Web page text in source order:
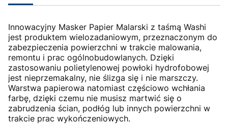
Innowacyjny Masker Papier Malarski z taśmą Washi
jest produktem wielozadaniowym, przeznaczonym do
zabezpieczenia powierzchni w trakcie malowania,
remontu i prac ogólnobudowlanych. Dzięki
zastosowaniu polietylenowej powłoki hydrofobowej
jest nieprzemakalny, nie ślizga się i nie marszczy.
Warstwa papierowa natomiast częściowo wchłania
farbę, dzięki czemu nie musisz martwić się o
zabrudzenia ścian, podłóg lub innych powierzchni w
trakcie prac wykończeniowych.